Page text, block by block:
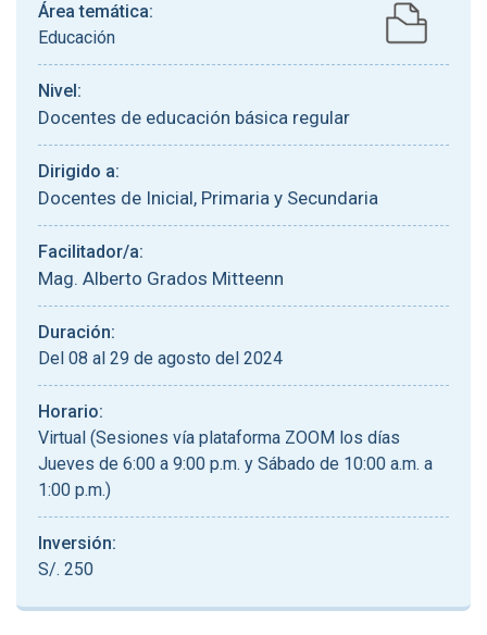
Área temática:
Educación
Nivel:
Docentes de educación básica regular
Dirigido a:
Docentes de Inicial, Primaria y Secundaria
Facilitador/a:
Mag. Alberto Grados Mitteenn
Duración:
Del 08 al 29 de agosto del 2024
Horario:
Virtual (Sesiones vía plataforma ZOOM los días
Jueves de 6:00 a 9:00 p.m. y Sábado de 10:00 a.m. a
1:00 p.m.)
Inversión:
S/. 250